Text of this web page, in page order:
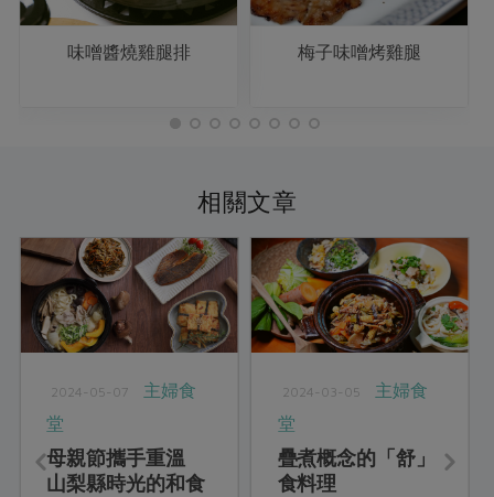
味噌醬燒雞腿排 梅子味噌烤雞腿
相關文章
2024-05-07
主婦食
堂
母親節攜手重溫
山梨縣時光的和食
2024-03-05
主婦食
堂
疊煮概念的「舒」
食料理